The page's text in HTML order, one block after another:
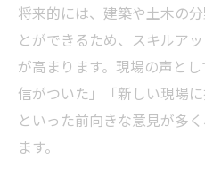
将来的には、建築や土木の
とができるため、スキルア
が高まります。現場の声と
信がついた」「新しい現場
といった前向きな意見が多
ます。